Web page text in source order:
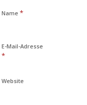
Name *
E-Mail-Adresse
*
Website